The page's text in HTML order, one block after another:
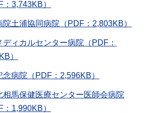
：3,743KB）
院土浦協同病院（PDF：2,803KB）
ディカルセンター病院（PDF：
）
念病院（PDF：2,596KB）
相馬保健医療センター医師会病院
：1,990KB）